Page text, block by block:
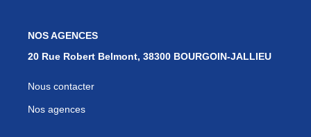
NOS AGENCES
20 Rue Robert Belmont, 38300 BOURGOIN-JALLIEU
Nous contacter
Nos agences